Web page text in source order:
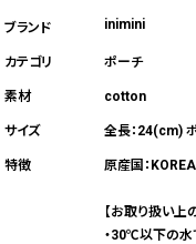
inimini
ポーチ
cotton
全長：24(cm)
原産国：KOREA
【お取り扱い上
・30℃以下の水